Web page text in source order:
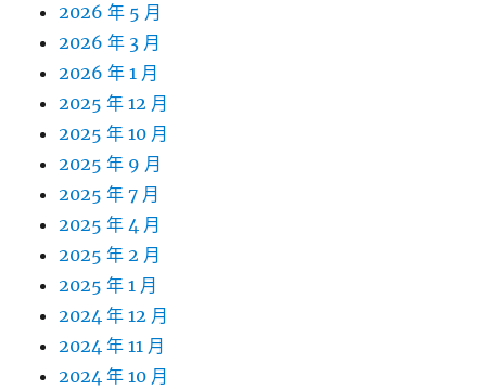
2026 年 5 月
2026 年 3 月
2026 年 1 月
2025 年 12 月
2025 年 10 月
2025 年 9 月
2025 年 7 月
2025 年 4 月
2025 年 2 月
2025 年 1 月
2024 年 12 月
2024 年 11 月
2024 年 10 月